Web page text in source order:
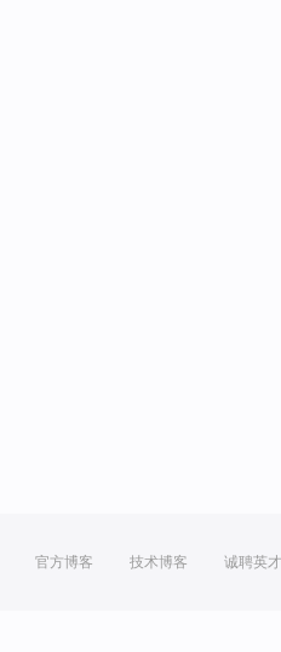
官方博客 技术博客 诚聘英才